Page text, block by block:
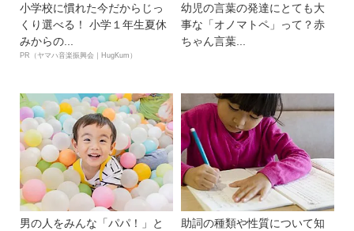
小学校に慣れた今だからじっ
くり選べる！ 小学１年生夏休
みからの...
PR（ヤマハ音楽振興会｜HugKum）
幼児の言葉の発達にとても大
事な「オノマトペ」って？赤
ちゃん言葉...
男の人をみんな「パパ！」と
助詞の種類や性質について知